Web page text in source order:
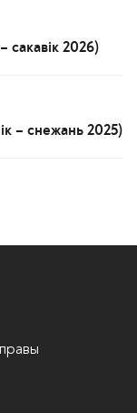
сакавік 2026)
– снежань 2025)